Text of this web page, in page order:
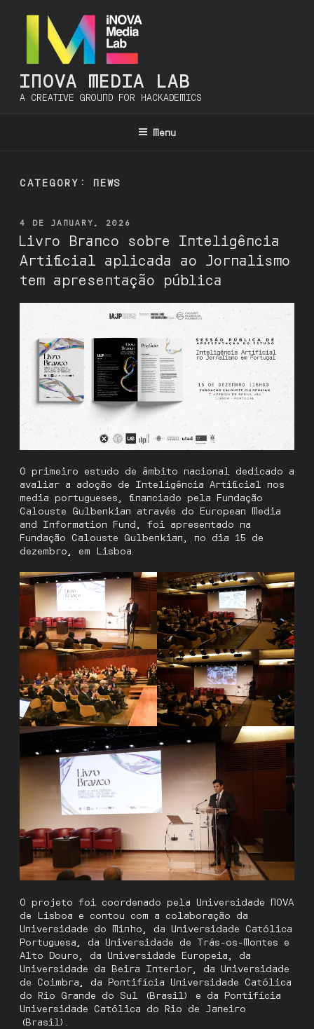
content
INOVA MEDIA LAB
A CREATIVE GROUND FOR HACKADEMICS
Menu
CATEGORY: NEWS
POSTED
ON
4 DE JANUARY, 2026
Livro Branco sobre Inteligência
Artificial aplicada ao Jornalismo
tem apresentação pública
O primeiro estudo de âmbito nacional dedicado a
avaliar a adoção de Inteligência Artificial nos
media portugueses, financiado pela Fundação
Calouste Gulbenkian através do European Media
and Information Fund, foi apresentado na
Fundação Calouste Gulbenkian, no dia 15 de
dezembro, em Lisboa.
O projeto foi coordenado pela Universidade NOVA
de Lisboa e contou com a colaboração da
Universidade do Minho, da Universidade Católica
Portuguesa, da Universidade de Trás-os-Montes e
Alto Douro, da Universidade Europeia, da
Universidade da Beira Interior, da Universidade
de Coimbra, da Pontifícia Universidade Católica
do Rio Grande do Sul (Brasil) e da Pontifícia
Universidade Católica do Rio de Janeiro
(Brasil).